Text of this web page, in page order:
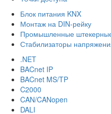
Блок питания KNX
Монтаж на DIN-рейку
Промышленные
Стабилизаторы
.NET
BACnet IP
BACnet MS/TP
C2000
CAN/CANopen
DALI